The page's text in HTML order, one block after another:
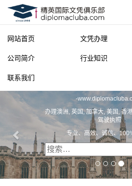
网站首页 文凭办理
公司简介 行业知识
联系我们
-
办理澳洲, 英国, 加拿大, 美国, 香
驾驶执照
专业、高效、诚信、